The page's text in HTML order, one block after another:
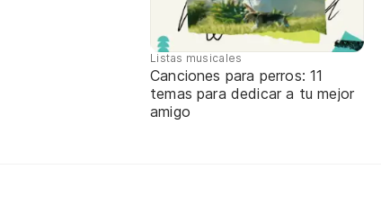
Listas musicales
Canciones para perros: 11
temas para dedicar a tu mejor
amigo